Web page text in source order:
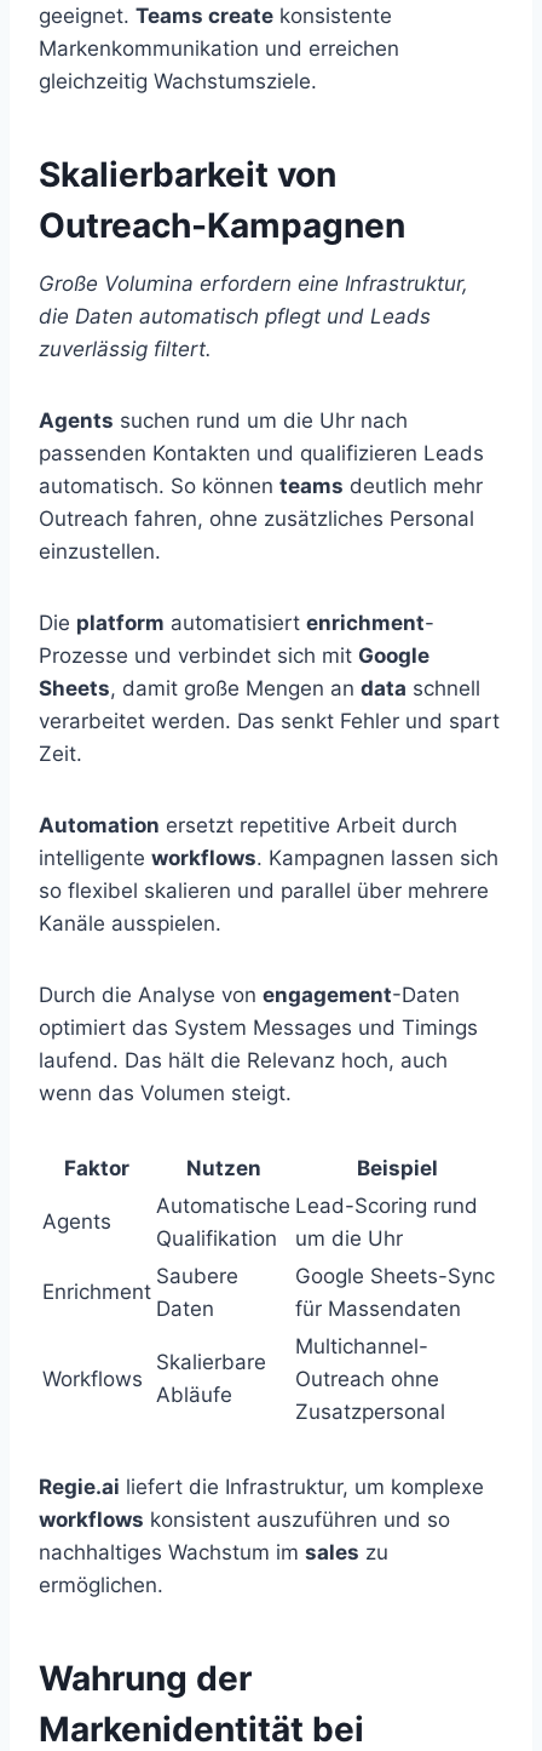
geeignet. Teams create konsistente
Markenkommunikation und erreichen
gleichzeitig Wachstumsziele.
Skalierbarkeit von
Outreach-Kampagnen
Große Volumina erfordern eine Infrastruktur,
die Daten automatisch pflegt und Leads
zuverlässig filtert.
Agents suchen rund um die Uhr nach
passenden Kontakten und qualifizieren Leads
automatisch. So können teams deutlich mehr
Outreach fahren, ohne zusätzliches Personal
einzustellen.
Die platform automatisiert enrichment-
Prozesse und verbindet sich mit Google
Sheets, damit große Mengen an data schnell
verarbeitet werden. Das senkt Fehler und spart
Zeit.
Automation ersetzt repetitive Arbeit durch
intelligente workflows. Kampagnen lassen sich
so flexibel skalieren und parallel über mehrere
Kanäle ausspielen.
Durch die Analyse von engagement-Daten
optimiert das System Messages und Timings
laufend. Das hält die Relevanz hoch, auch
wenn das Volumen steigt.
Faktor Nutzen Beispiel
Agents
Automatische
Qualifikation
Lead-Scoring rund
um die Uhr
Enrichment
Saubere
Daten
Google Sheets-Sync
für Massendaten
Workflows
Skalierbare
Abläufe
Multichannel-
Outreach ohne
Zusatzpersonal
Regie.ai liefert die Infrastruktur, um komplexe
workflows konsistent auszuführen und so
nachhaltiges Wachstum im sales zu
ermöglichen.
Wahrung der
Markenidentität bei